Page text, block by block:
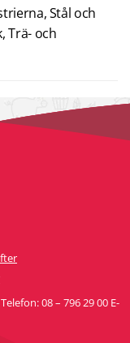
Stål och
Trä- och
08 – 796 29 00 E-